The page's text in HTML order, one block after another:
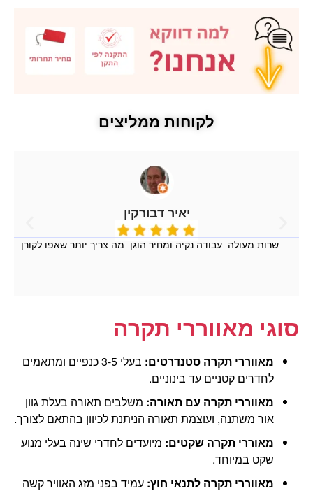
לקוחות ממליצים
יאיר דבורקין
שרות מעולה .עבודה נקיה ומחיר הוגן .מה צריך יותר שאפו לקורן
סוגי מאווררי תקרה
מאווררי תקרה סטנדרטים:
בעלי 3-5 כנפיים ומתאמים
לחדרים קטניים עד בינוניים.
מאווררי תקרה עם תאורה: משלבים תאורה בעלת גוון
אור משתנה, ועוצמת תאורה הניתנת לכיוון בהתאם לצורך.
מאוררי תקרה שקטים: מיועדים לחדרי שינה בעלי מנוע
שקט במיוחד.
מאווררי תקרה לתנאי חוץ: עמיד בפני מזג האוויר קשה